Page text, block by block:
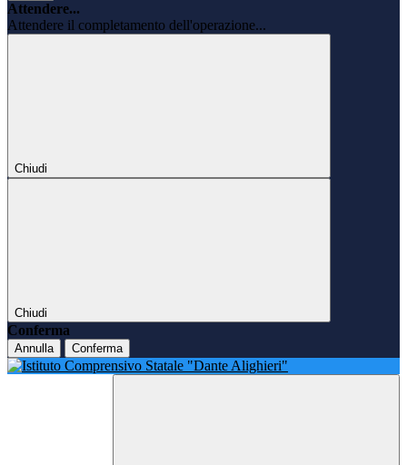
Attendere...
Attendere il completamento dell'operazione...
Chiudi
Chiudi
Conferma
Annulla Conferma